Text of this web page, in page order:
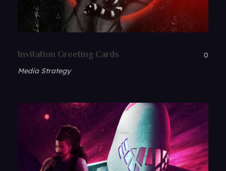
Invitation Greeting Cards
0
Media Strategy